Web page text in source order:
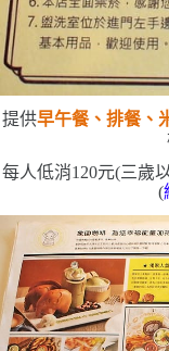
提供早午餐、排餐、
每人低消120元(三歲
(